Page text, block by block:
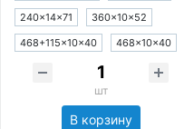
240×14×71
360×10×52
468+115×10×40
468×10×40
шт
В корзину